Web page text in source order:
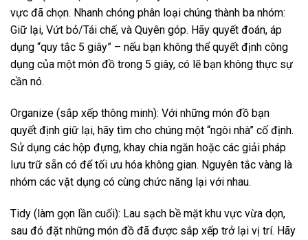
vực đã chọn. Nhanh chóng phân loại chúng thành ba nhóm:
Giữ lại, Vứt bỏ/Tái chế, và Quyên góp. Hãy quyết đoán, áp
dụng “quy tắc 5 giây” – nếu bạn không thể quyết định công
dụng của một món đồ trong 5 giây, có lẽ bạn không thực sự
cần nó.
Organize (sắp xếp thông minh): Với những món đồ bạn
quyết định giữ lại, hãy tìm cho chúng một “ngôi nhà” cố định.
Sử dụng các hộp đựng, khay chia ngăn hoặc các giải pháp
lưu trữ sẵn có để tối ưu hóa không gian. Nguyên tắc vàng là
nhóm các vật dụng có cùng chức năng lại với nhau.
Tidy (làm gọn lần cuối): Lau sạch bề mặt khu vực vừa dọn,
sau đó đặt những món đồ đã được sắp xếp trở lại vị trí. Hãy